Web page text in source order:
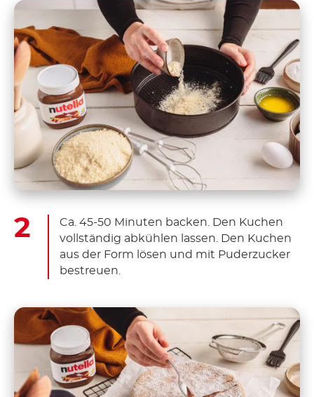
Ca. 45-50 Minuten backen. Den Kuchen
vollständig abkühlen lassen. Den Kuchen
aus der Form lösen und mit Puderzucker
bestreuen.